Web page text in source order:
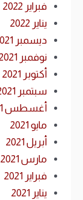
فبراير 2022
يناير 2022
ديسمبر 2021
نوفمبر 2021
أكتوبر 2021
سبتمبر 2021
أغسطس 2021
مايو 2021
أبريل 2021
مارس 2021
فبراير 2021
يناير 2021